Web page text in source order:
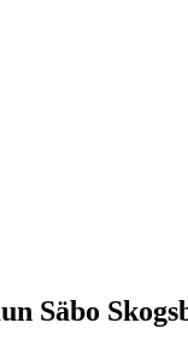
Säbo